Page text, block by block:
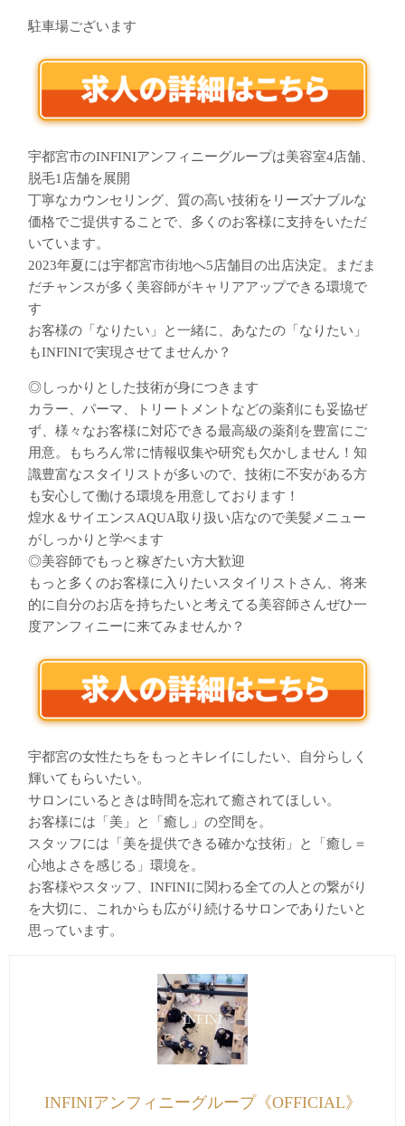
駐車場ございます
宇都宮市のINFINIアンフィニーグループは美容室4店舗、
脱毛1店舗を展開
丁寧なカウンセリング、質の高い技術をリーズナブルな
価格でご提供することで、多くのお客様に支持をいただ
いています。
2023年夏には宇都宮市街地へ5店舗目の出店決定。まだま
だチャンスが多く美容師がキャリアアップできる環境で
す
お客様の「なりたい」と一緒に、あなたの「なりたい」
もINFINIで実現させてませんか？
◎しっかりとした技術が身につきます
カラー、パーマ、トリートメントなどの薬剤にも妥協ぜ
ず、様々なお客様に対応できる最高級の薬剤を豊富にご
用意。もちろん常に情報収集や研究も欠かしません！知
識豊富なスタイリストが多いので、技術に不安がある方
も安心して働ける環境を用意しております！
煌水＆サイエンスAQUA取り扱い店なので美髪メニュー
がしっかりと学べます
◎美容師でもっと稼ぎたい方大歓迎
もっと多くのお客様に入りたいスタイリストさん、将来
的に自分のお店を持ちたいと考えてる美容師さんぜひ一
度アンフィニーに来てみませんか？
宇都宮の女性たちをもっとキレイにしたい、自分らしく
輝いてもらいたい。
サロンにいるときは時間を忘れて癒されてほしい。
お客様には「美」と「癒し」の空間を。
スタッフには「美を提供できる確かな技術」と「癒し＝
心地よさを感じる」環境を。
お客様やスタッフ、INFINIに関わる全ての人との繋がり
を大切に、これからも広がり続けるサロンでありたいと
思っています。
INFINIアンフィニーグループ《OFFICIAL》